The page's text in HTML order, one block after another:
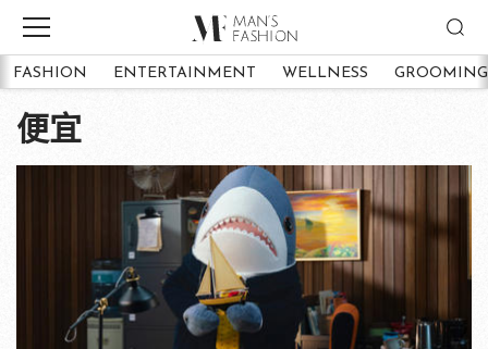
FASHION ENTERTAINMENT WELLNESS GROOMING
便宜